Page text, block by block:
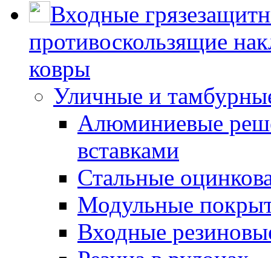
Входные
противоскользящие
ковры
Уличные и
Алюминиевые
вставками
Стальные
Модульные
Входные